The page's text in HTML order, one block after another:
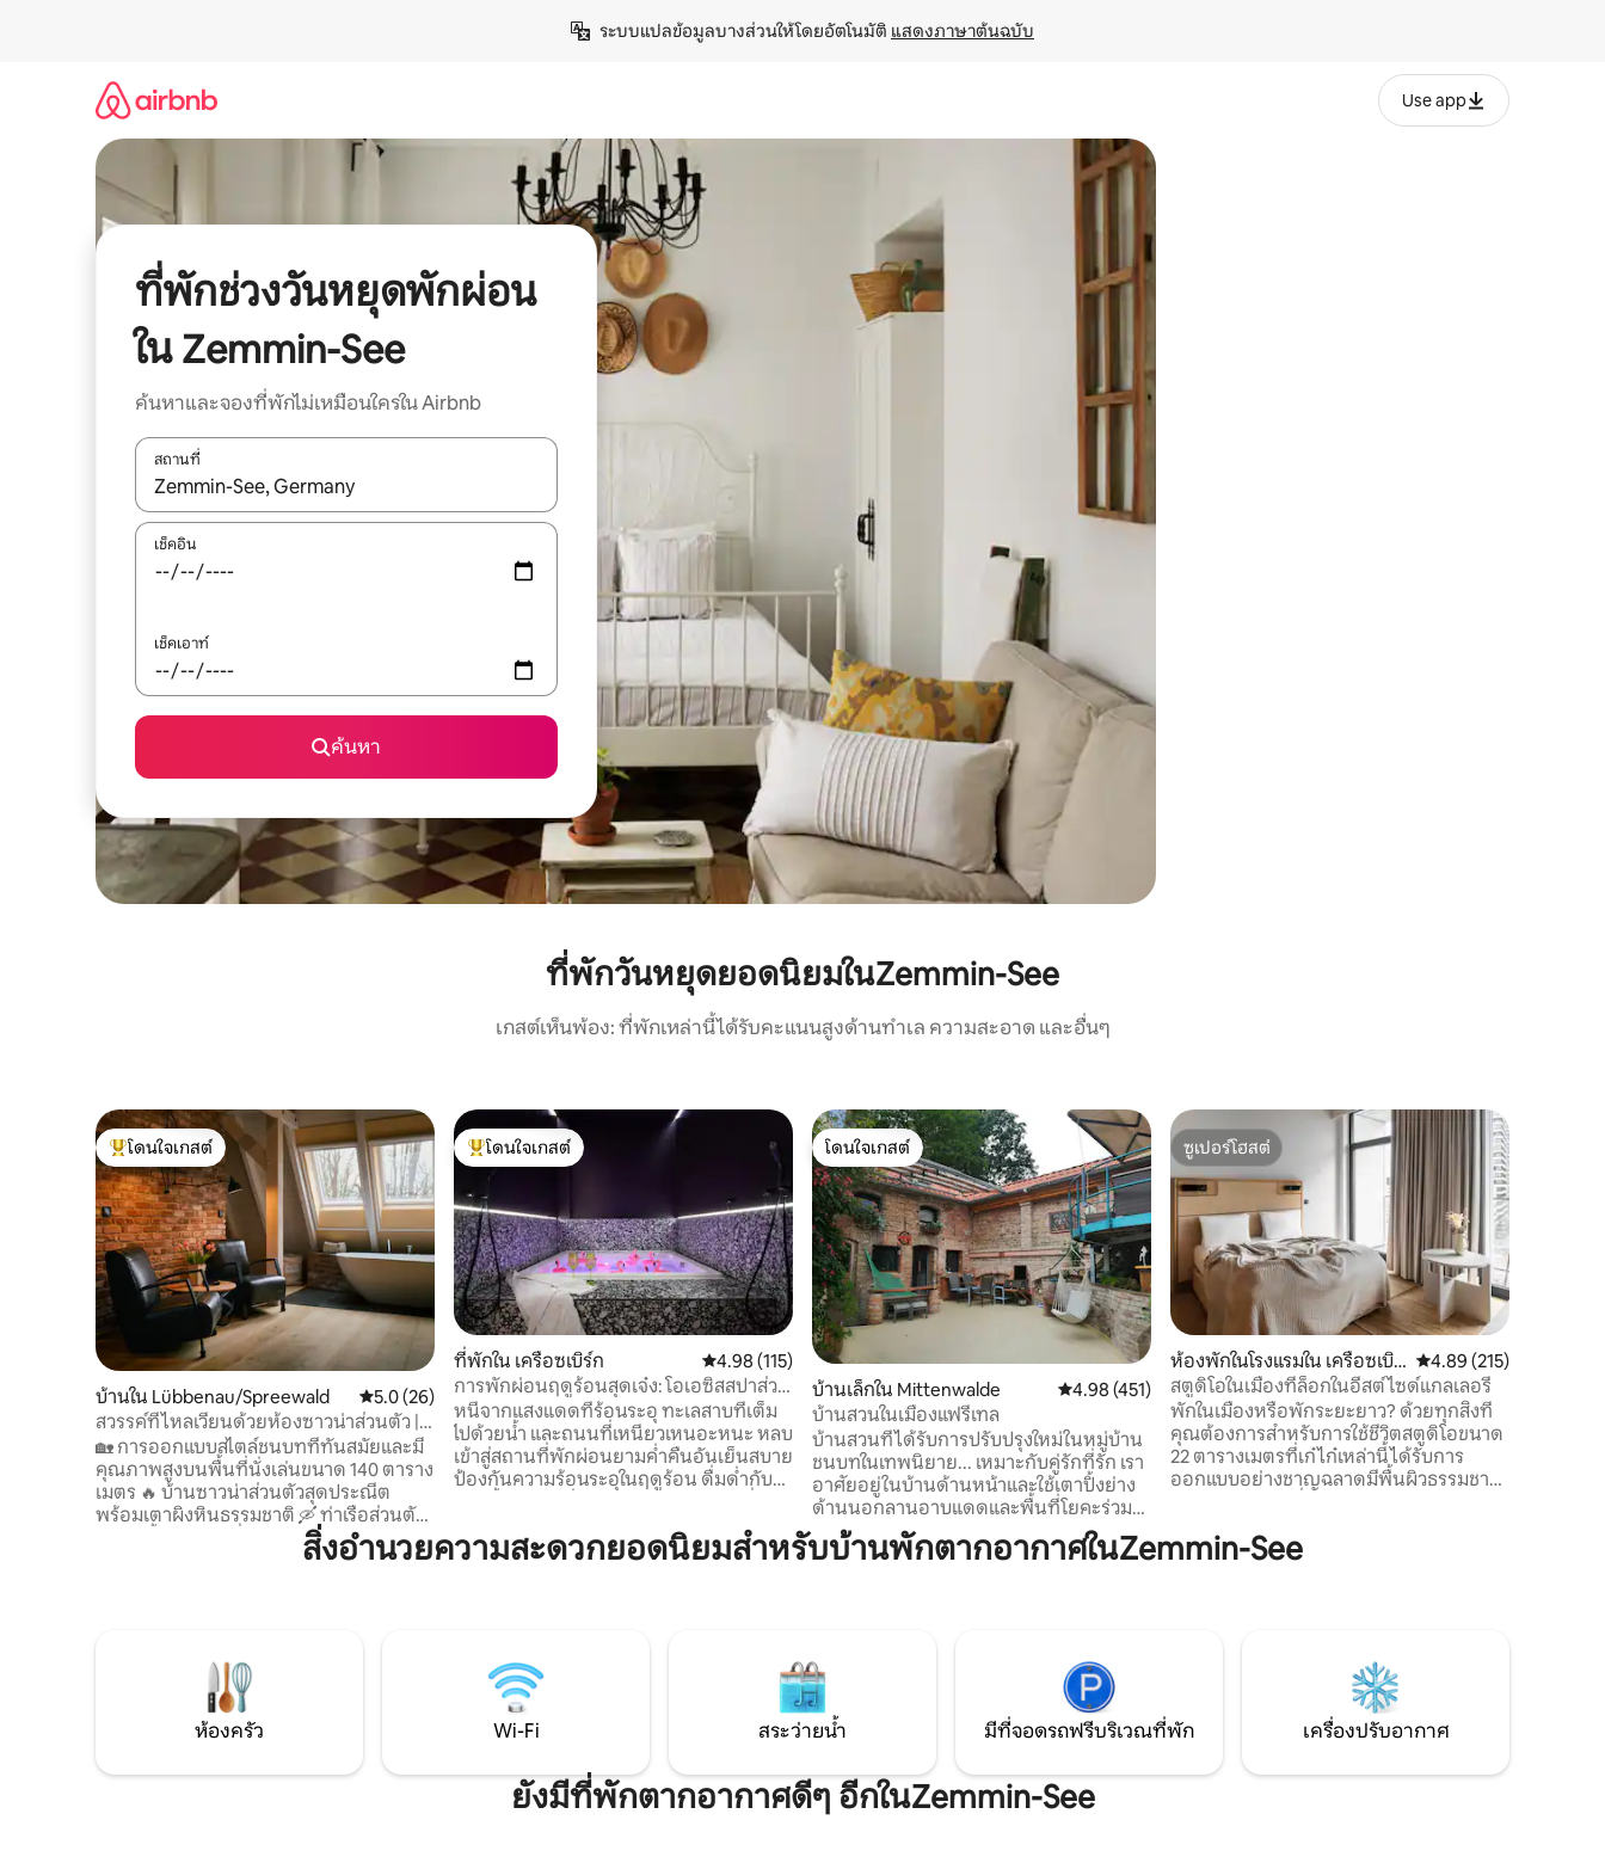
ระบบแปลข้อมูลบางส่วนให้โดยอัตโนมัติ แสดงภาษาต้นฉบับ
Use app
ที่พักช่วงวันหยุดพักผ่อน
ใน Zemmin-See
ค้นหาและจองที่พักไม่เหมือนใครใน Airbnb
สถานที่
ใช้ลูกศรขึ้นลง หรือใช้การสัมผัสหรือปัด เพื่อสำรวจผลการค้นหา
เช็คอิน
เช็คเอาท์
ค้นหา
ที่พักวันหยุดยอดนิยมในZemmin-See
เกสต์เห็นพ้อง: ที่พักเหล่านี้ได้รับคะแนนสูงด้านทำเล ความสะอาด และอื่นๆ
โดนใจเกสต์ที่สุด
โดนใจเกสต์
บ้านใน Lübbenau/Spreewald คะแนนเฉลี่ย 5.0 จาก 5, 26 รีวิว
5.0 (26)
สวรรค์ที่ไหลเวียนด้วยห้องซาวน่าส่วนตัว |
Spreewald
🏡 การออกแบบสไตล์ชนบทที่ทันสมัยและมี
คุณภาพสูงบนพื้นที่นั่งเล่นขนาด 140 ตาราง
เมตร 🔥 บ้านซาวน่าส่วนตัวสุดประณีต
พร้อมเตาผิงหินธรรมชาติ 🛶 ท่าเรือส่วนตัว
บนแม่น้ำ 🌿 ทำเลที่เงียบสงบ อันเงียบสงบ
และเงียบสงบในสปรีวัลดอร์ฟ ✨ เหมาะ
โอเอซิสแห่งความเป็นอยู่ที่ดีอย่างแท้จริง
และมีเตาผิงและพื้นที่พักผ่อนที่อบอุ่น คุณ
สามารถเพิ่มบริการนี้ได้เป็นรายวันโดยมีค่า
ธรรมเนียมเพิ่มเติม
โดนใจเกสต์ที่สุด
โดนใจเกสต์
ที่พักใน เครือซเบิร์ก คะแนนเฉลี่ย 4.98 จาก 5, 115 รีวิว
4.98 (115)
การพักผ่อนฤดูร้อนสุดเจ๋ง: โอเอซิสสปาส่วน
ตัวในครอยซ์เบิร์ก
หนีจากแสงแดดที่ร้อนระอุ ทะเลสาบที่เต็ม
ไปด้วยน้ำ และถนนที่เหนียวเหนอะหนะ หลบ
เข้าสู่สถานที่พักผ่อนยามค่ำคืนอันเย็นสบาย
ป้องกันความร้อนระอุในฤดูร้อน ดื่มด่ำกับ
ตร.ม. ที่เป็นส่วนตัวอย่างแท้จริงรอคุณอยู่
อาบน้ำแบบเรนชาวเวอร์ พื้นที่นั่งเล่นสบาย ๆ
ห้องครัวขนาดเล็ก และเตียงคิงไซส์สุดหรู
อ่านเพิ่มเติม:
โดนใจเกสต์
โดนใจเกสต์
บ้านเล็กใน Mittenwalde คะแนนเฉลี่ย 4.98 จาก 5, 451 รีวิว
4.98 (451)
บ้านสวนในเมืองแฟรี่เทล
บ้านสวนที่ได้รับการปรับปรุงใหม่ในหมู่บ้าน
ชนบทในเทพนิยาย... เหมาะกับคู่รักที่รัก เรา
อาศัยอยู่ในบ้านด้านหน้าและใช้เตาปิ้งย่าง
ด้านนอกลานอาบแดดและพื้นที่โยคะร่วม
กัน ทางเข้าด้านข้างช่วยให้เข้าถึงได้โดยตรง
ที่จอดรถริมถนนและซูเปอร์มาร์เก็ตเดินถึง
สถานที่พักผ่อนหย่อนใจและมีความคิด
สร้างสรรค์และเชื่อมโยงกันอีกครั้ง.... และอีก
มากมาย
ซูเปอร์โฮสต์
ซูเปอร์โฮสต์
ห้องพักในโรงแรมใน เครือซเบิร์
ก
คะแนนเฉลี่ย 4.89 จาก
4.89 (215)
สตูดิโอในเมืองที่ล็อกในอีสต์ไซด์แกลเลอรี่
พักในเมืองหรือพักระยะยาว? ด้วยทุกสิ่งที่
คุณต้องการสำหรับการใช้ชีวิตสตูดิโอขนาด
22 ตารางเมตรที่เก๋ไก๋เหล่านี้ได้รับการ
ออกแบบอย่างชาญฉลาดมีพื้นผิวธรรมชาติ
ในสหราชอาณาจักรโต๊ะทำงานห้องครัว
ชอบ: อพาร์ทเมนท์ในรูปอาจไม่ใช่อพาร์ทเม
สิ่งอำนวยความสะดวกยอดนิยมสำหรับบ้านพักตากอากาศในZemmin-See
ห้องครัว Wi-Fi สระว่ายน้ำ มีที่จอดรถฟรีบริเวณที่พัก เครื่องปรับอากาศ
ยังมีที่พักตากอากาศดีๆ อีกในZemmin-See